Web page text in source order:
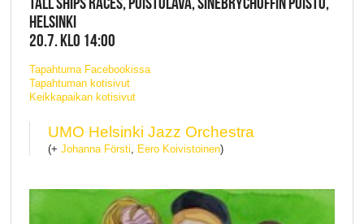
HELSINKI
20.7. KLO 14:00
Tapahtuma Facebookissa
Tapahtuman kotisivut
Keikkapaikan kotisivut
UMO Helsinki Jazz Orchestra
(+ Johanna Försti, Eero Koivistoinen)